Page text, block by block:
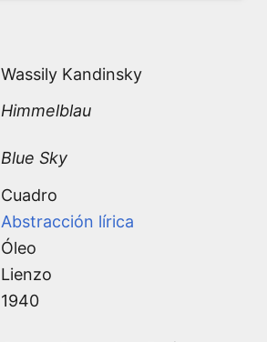
Wassily Kandinsky
Himmelblau
Blue Sky
Cuadro
Abstracción lírica
Óleo
Lienzo
1940